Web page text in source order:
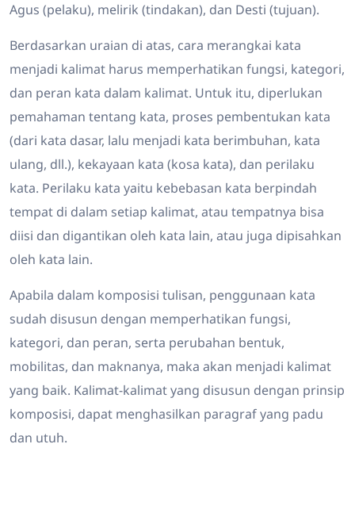
Agus (pelaku), melirik (tindakan), dan Desti (tujuan).
Berdasarkan uraian di atas, cara merangkai kata
menjadi kalimat harus memperhatikan fungsi, kategori,
dan peran kata dalam kalimat. Untuk itu, diperlukan
pemahaman tentang kata, proses pembentukan kata
(dari kata dasar, lalu menjadi kata berimbuhan, kata
ulang, dll.), kekayaan kata (kosa kata), dan perilaku
kata. Perilaku kata yaitu kebebasan kata berpindah
tempat di dalam setiap kalimat, atau tempatnya bisa
diisi dan digantikan oleh kata lain, atau juga dipisahkan
oleh kata lain.
Apabila dalam komposisi tulisan, penggunaan kata
sudah disusun dengan memperhatikan fungsi,
kategori, dan peran, serta perubahan bentuk,
mobilitas, dan maknanya, maka akan menjadi kalimat
yang baik. Kalimat-kalimat yang disusun dengan prinsip
komposisi, dapat menghasilkan paragraf yang padu
dan utuh.